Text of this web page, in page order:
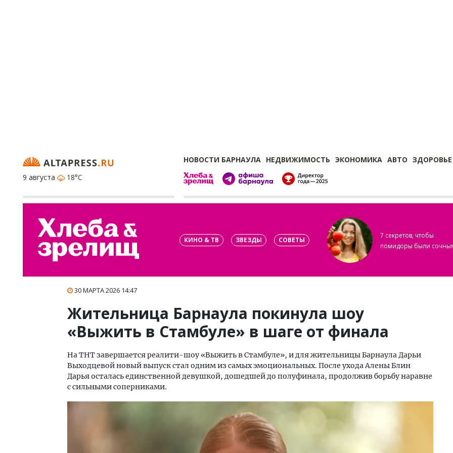
НОВОСТИ БАРНАУЛА НЕДВИЖИМОСТЬ ЭКОНОМИКА АВТО ЗДОРОВЬЕ
9 августа
18°C
КИНО & ТВ ЗВЕЗДЫ СОВЕТЫ
7 секретов, чтобы
помидоры были
30 МАРТА 2026 14:47
Жительница Барнаула покинула шоу
«Выжить в Стамбуле» в шаге от финала
На ТНТ завершается реалити-шоу «Выжить в Стамбуле», и для жительницы Барнаула Дарьи
Выходцевой новый выпуск стал одним из самых эмоциональных. После ухода Алены Блин
Дарья осталась единственной девушкой, дошедшей до полуфинала, продолжив борьбу наравне
с сильными соперниками.